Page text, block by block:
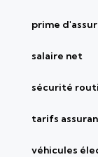
prime
salaire net
sécurité
tarifs
véhicules